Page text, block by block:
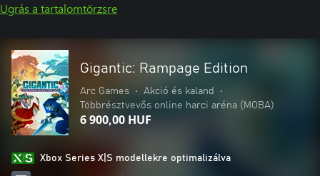
Ugrás a tartalomtörzsre
Gigantic: Rampage Edition
Arc Games • Akció és kaland
•
Többrésztvevős online harci aréna (MOBA)
6 900,00 HUF
Xbox Series X|S modellekre optimalizálva